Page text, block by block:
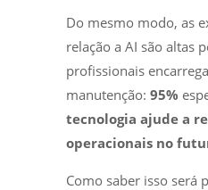
Do mesmo modo, as
relação a AI são altas
profissionais
manutenção: 95%
tecnologia ajude a
operacionais no
Como saber isso será